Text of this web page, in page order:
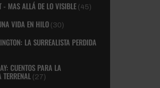
- MAS ALLÁ DE LO VISIBLE (45)
VIDA EN HILO (30)
LA SURREALISTA PERDIDA
CUENTOS PARA LA
(27)